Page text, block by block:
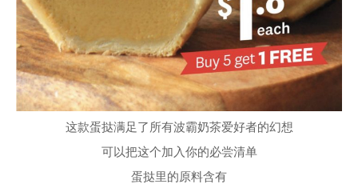
这款蛋挞满足了所有波霸奶茶爱好者的幻想
可以把这个加入你的必尝清单
蛋挞里的原料含有